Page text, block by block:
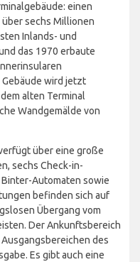
einen
sechs Millionen
Inlands- und
das 1970 erbaute
wird jetzt
alten Terminal
Wandgemälde von
über eine große
sechs Check-in-
Automaten sowie
befinden sich auf
Übergang vom
Der Ankunftsbereich
des
Es gibt auch eine